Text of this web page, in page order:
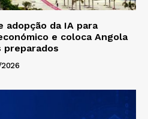
adopção da IA para
e coloca Angola
preparados